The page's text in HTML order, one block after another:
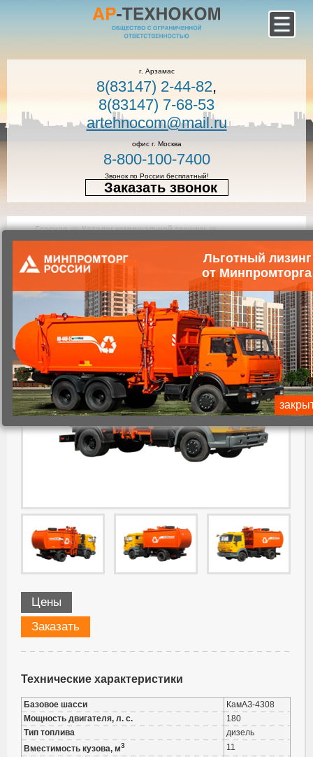
г. Арзамас
8(83147) 2-44-82,
8(83147) 7-68-53
artehnocom@mail.ru
офис г. Москва
8-800-100-7400
Звонок по России бесплатный!
Заказать звонок
Главная
Каталог коммунальной техники
Мусоровоз КО-440-4К
Цены
Заказать
Технические характеристики
Базовое шасси
КамАЗ-4308
Мощность двигателя, л. с.
180
Тип топлива
дизель
Вместимость кузова, м3
11
Льготный лизинг
от Минпромторга